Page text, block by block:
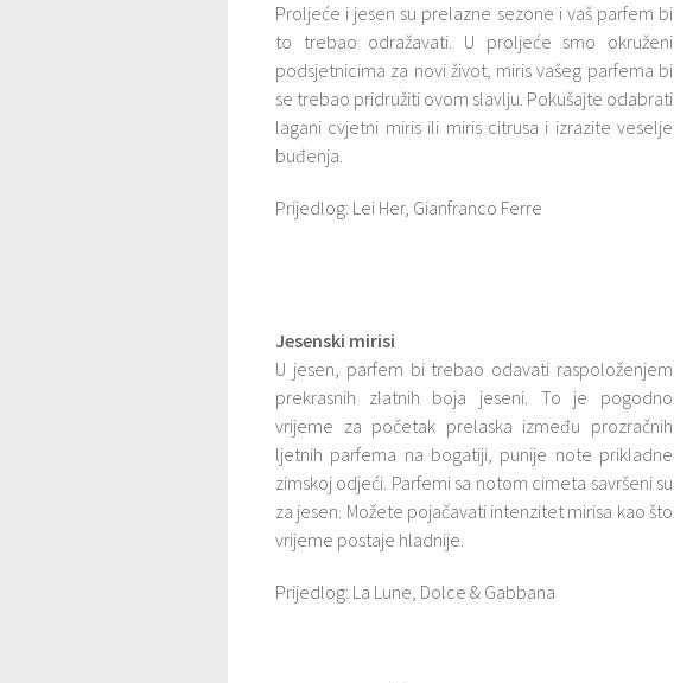
Proljeće i jesen su prelazne sezone i vaš parfem bi
to trebao odražavati. U proljeće smo okruženi
podsjetnicima za novi život, miris vašeg parfema bi
se trebao pridružiti ovom slavlju. Pokušajte odabrati
lagani cvjetni miris ili miris citrusa i izrazite veselje
buđenja.
Prijedlog: Lei Her, Gianfranco Ferre
Jesenski mirisi
U jesen, parfem bi trebao odavati raspoloženjem
prekrasnih zlatnih boja jeseni. To je pogodno
vrijeme za početak prelaska između prozračnih
ljetnih parfema na bogatiji, punije note prikladne
zimskoj odjeći. Parfemi sa notom cimeta savršeni su
za jesen. Možete pojačavati intenzitet mirisa kao što
vrijeme postaje hladnije.
Prijedlog: La Lune, Dolce & Gabbana